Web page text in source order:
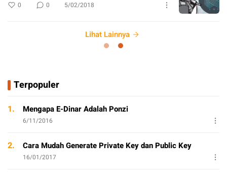
0 0 5/02/2018
Lihat Lainnya
Terpopuler
1. Mengapa E-Dinar Adalah Ponzi
6/11/2016
2. Cara Mudah Generate Private Key dan Public Key
16/01/2017